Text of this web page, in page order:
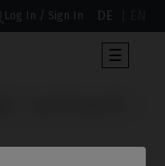
Log In / Sign In DE
der
☰